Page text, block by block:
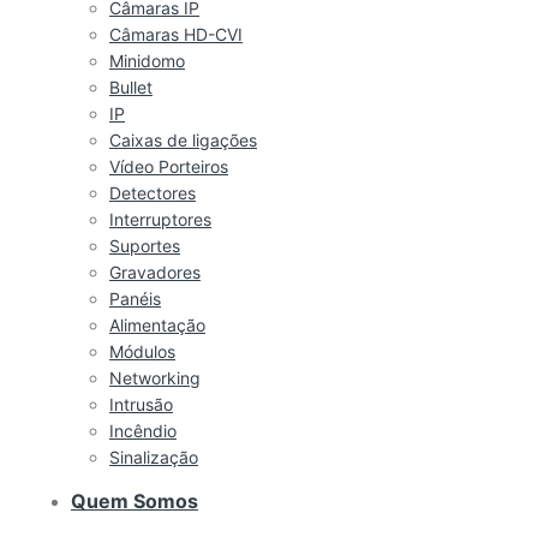
Câmaras IP
Câmaras HD-CVI
Minidomo
Bullet
IP
Caixas de ligações
Vídeo Porteiros
Detectores
Interruptores
Suportes
Gravadores
Panéis
Alimentação
Módulos
Networking
Intrusão
Incêndio
Sinalização
Quem Somos